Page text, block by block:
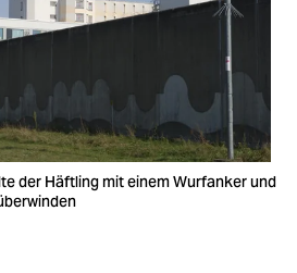
der Häftling mit einem Wurfanker und